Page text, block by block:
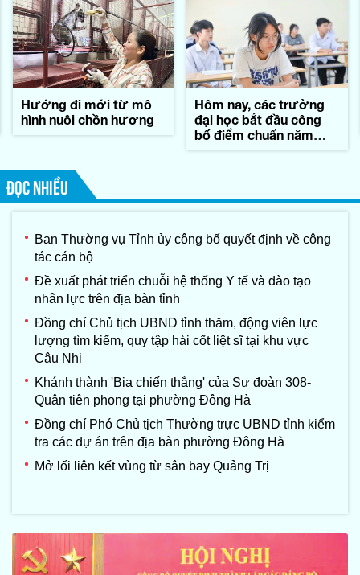
Hướng đi mới từ mô
hình nuôi chồn hương
Hôm nay, các trường
đại học bắt đầu công
bố điểm chuẩn năm
ĐỌC NHIỀU
Ban Thường vụ Tỉnh ủy công bố quyết định về công
tác cán bộ
Đề xuất phát triển chuỗi hệ thống Y tế và đào tạo
nhân lực trên địa bàn tỉnh
Đồng chí Chủ tịch UBND tỉnh thăm, động viên lực
lượng tìm kiếm, quy tập hài cốt liệt sĩ tại khu vực
Câu Nhi
Khánh thành 'Bia chiến thắng' của Sư đoàn 308-
Quân tiên phong tại phường Đông Hà
Đồng chí Phó Chủ tịch Thường trực UBND tỉnh kiểm
tra các dự án trên địa bàn phường Đông Hà
Mở lối liên kết vùng từ sân bay Quảng Trị